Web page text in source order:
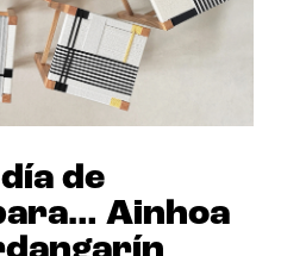
de
Ainhoa